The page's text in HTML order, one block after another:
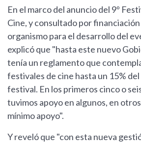
En el marco del anuncio del 9º
Cine, y consultado por
organismo para el desarrollo del
explicó que "hasta este nuevo
tenía un reglamento que
festivales de cine hasta un 15%
festival. En los primeros cinco o
tuvimos apoyo en algunos, en
mínimo apoyo".
Y reveló que "con esta nueva